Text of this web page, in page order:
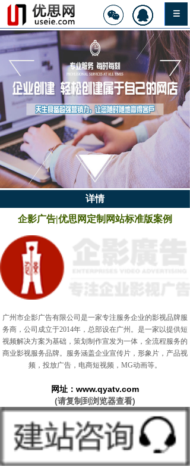
详情
企影广告|优思网定制网站标准版案例
广州市企影广告有限公司是一家专注服务企业的影视品牌服
务商，公司成立于2014年，总部设在广州。是一家以提供短
视频解决方案为基础，策划制作宣发为一体，全流程服务的
商业影视服务品牌。服务涵盖企业宣传片，形象片，产品视
频，投放广告，电商短视频，MG动画等。
网址： www.qyatv.com
(请复制到浏览器查看)